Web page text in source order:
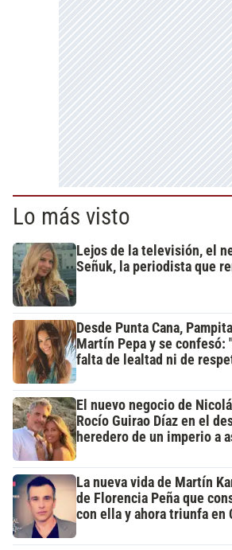
Lo más visto
Lejos de la televisión, el
Señuk, la periodista que
Desde Punta Cana,
Martín Pepa y se confesó:
falta de lealtad ni de
El nuevo negocio de
Rocío Guirao Díaz en el
heredero de un imperio a
La nueva vida de Martín
de Florencia Peña que
con ella y ahora triunfa en